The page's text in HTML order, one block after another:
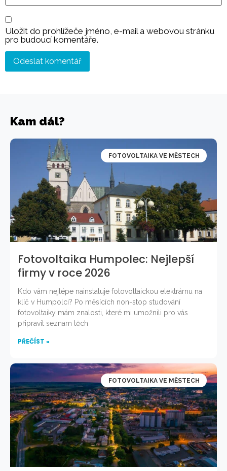
Uložit do prohlížeče jméno, e-mail a webovou stránku
pro budoucí komentáře.
Kam dál?
FOTOVOLTAIKA VE MĚSTECH
Fotovoltaika Humpolec: Nejlepší
firmy v roce 2026
Kdo vám nejlépe nainstaluje fotovoltaickou elektrárnu na
klíč v Humpolci? Po měsících non-stop studování
fotovoltaiky mám znalosti, které mi umožnili pro vás
připravit seznam těch
PŘEČÍST »
FOTOVOLTAIKA VE MĚSTECH